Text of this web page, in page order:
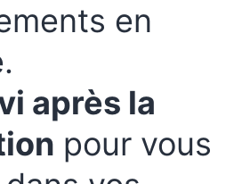
en
après la
pour vous